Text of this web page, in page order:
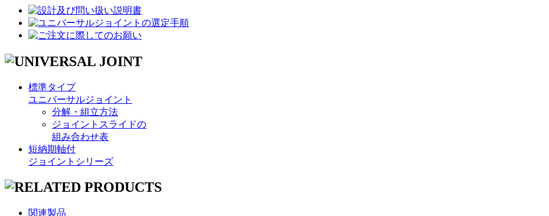
標準タイプ
ユニバーサルジョイント
分解・組立方法
ジョイントスライドの
組み合わせ表
短納期軸付
ジョイントシリーズ
関連製品